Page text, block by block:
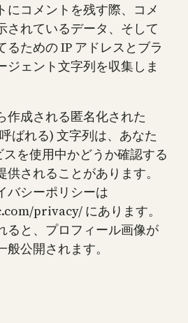
にコメントを残す際、コメ
されているデータ、そして
るための IP アドレスとブラ
ジェント文字列を収集しま
作成される匿名化された
ばれる) 文字列は、あなた
を使用中かどうか確認する
されることがあります。
バシーポリシーは
privacy/ にあります。
ると、プロフィール画像が
公開されます。